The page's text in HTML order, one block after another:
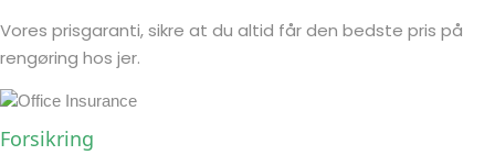
Vores prisgaranti, sikre at du altid får den bedste pris på
rengøring hos jer.
Forsikring